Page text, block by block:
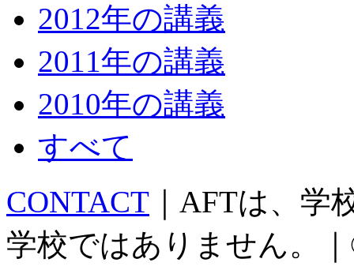
2012年の講義
2011年の講義
2010年の講義
すべて
CONTACT ｜AFTは、
学校ではありません。